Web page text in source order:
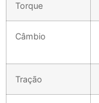
Torque
Câmbio
Tração